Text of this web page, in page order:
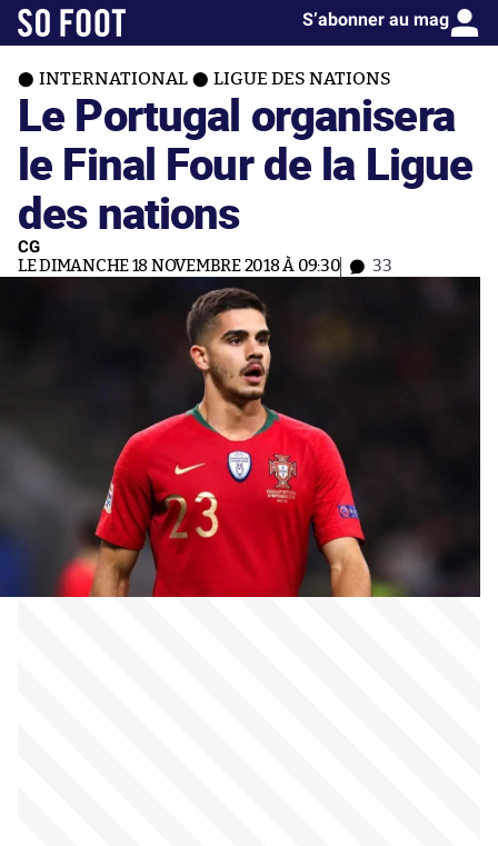
S’abonner au mag
INTERNATIONAL LIGUE DES NATIONS
Le Portugal organisera
le Final Four de la Ligue
des nations
CG
LE DIMANCHE 18 NOVEMBRE 2018 À 09:30 33